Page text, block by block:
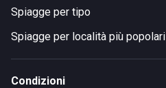
Spiagge per tipo
Spiagge per località più popolari
Condizioni